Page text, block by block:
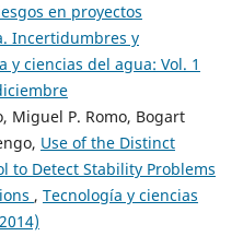
en proyectos
Incertidumbres y
y ciencias del agua: Vol. 1
Miguel P. Romo, Bogart
Use of the Distinct
to Detect Stability Problems
, Tecnología y ciencias